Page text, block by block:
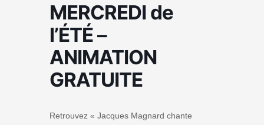
MERCREDI de
l’ÉTÉ –
ANIMATION
GRATUITE
Retrouvez « Jacques Magnard chante